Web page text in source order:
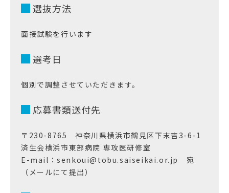
選抜方法
面接試験を行います
選考日
個別で調整させていただきます。
応募書類送付先
〒230-8765 神奈川県横浜市鶴見区下末吉3-6-1
済生会横浜市東部病院 専攻医研修室
E-mail：senkoui@tobu.saiseikai.or.jp 宛
（メールにて提出）